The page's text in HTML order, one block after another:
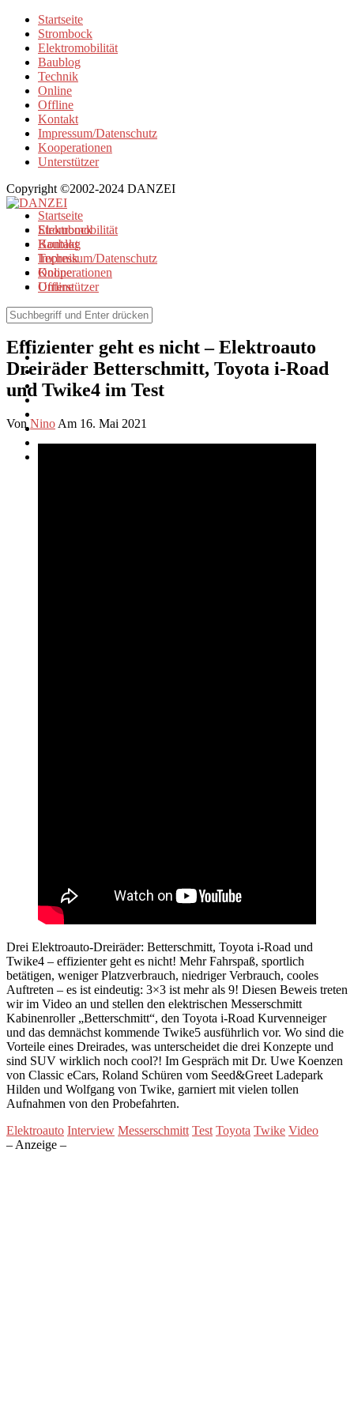
Startseite
Strombock
Elektromobilität
Baublog
Technik
Online
Offline
Kontakt
Impressum/Datenschutz
Kooperationen
Unterstützer
Copyright ©2002-2024 DANZEI
Startseite
Strombock
Kontakt
Impressum/Datenschutz
Kooperationen
Unterstützer
Elektromobilität
Baublog
Technik
Online
Offline
Elektromobilität
Effizienter geht es nicht – Elektroauto
Dreiräder Betterschmitt, Toyota i-Road
und Twike4 im Test
Von Nino Am 16. Mai 2021
Drei Elektroauto-Dreiräder: Betterschmitt, Toyota i-Road und
Twike4 – effizienter geht es nicht! Mehr Fahrspaß, sportlich
betätigen, weniger Platzverbrauch, niedriger Verbrauch, cooles
Auftreten – es ist eindeutig: 3×3 ist mehr als 9! Diesen Beweis treten
wir im Video an und stellen den elektrischen Messerschmitt
Kabinenroller „Betterschmitt“, den Toyota i-Road Kurvenneiger
und das demnächst kommende Twike5 ausführlich vor. Wo sind die
Vorteile eines Dreirades, was unterscheidet die drei Konzepte und
sind SUV wirklich noch cool?! Im Gespräch mit Dr. Uwe Koenzen
von Classic eCars, Roland Schüren vom Seed&Greet Ladepark
Hilden und Wolfgang von Twike, garniert mit vielen tollen
Aufnahmen von den Probefahrten.
Elektroauto Interview Messerschmitt Test Toyota Twike Video
– Anzeige –